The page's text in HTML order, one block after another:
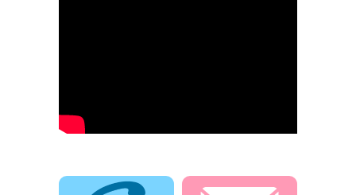
電話でお問合せ